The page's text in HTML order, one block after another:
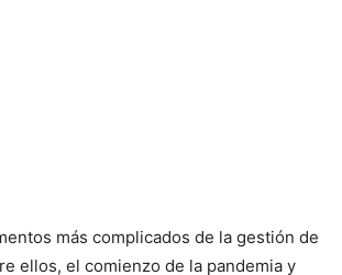
más complicados de la gestión de
ellos, el comienzo de la pandemia y